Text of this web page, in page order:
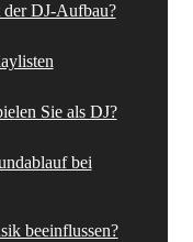
der DJ-Aufbau?
Sie als DJ?
bei
beeinflussen?